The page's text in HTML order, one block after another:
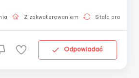
asamblarea
calitatii/Imp...
Z zakwaterowaniem Stała praca
Odpowiadać